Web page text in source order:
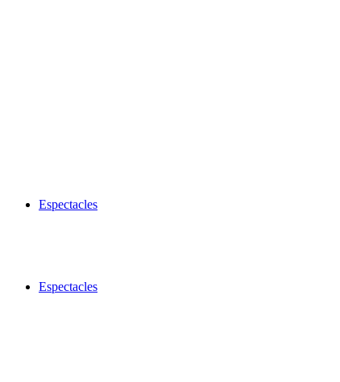
Espectacles
Espectacles